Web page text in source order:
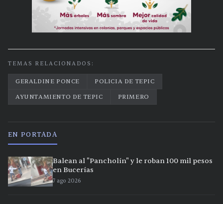
TEMAS RELACIONADOS:
GERALDINE PONCE
POLICIA DE TEPIC
AYUNTAMIENTO DE TEPIC
PRIMERO
EN PORTADA
Balean al "Pancholín" y le roban 100 mil pesos
en Bucerías
7 ago 2026